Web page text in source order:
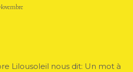
Lilousoleil nous dit: Un mot à